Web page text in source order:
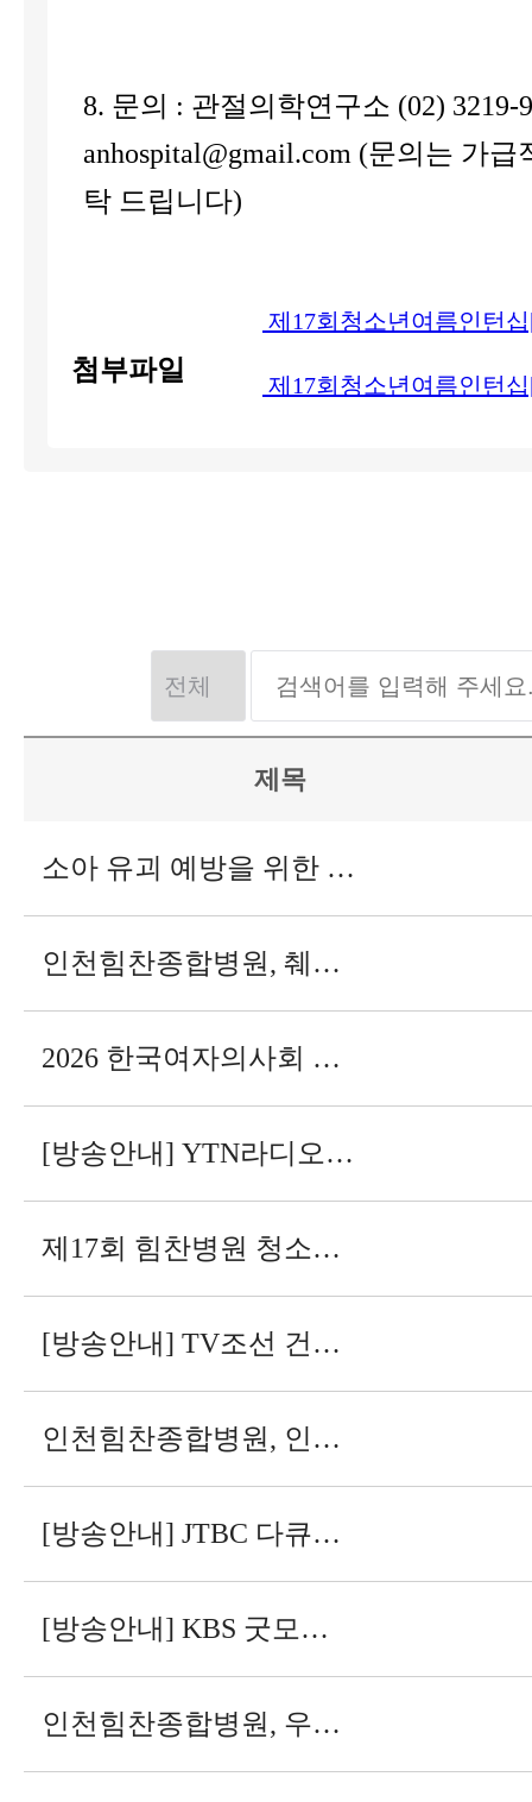
8. 문의 : 관절의학연구소 (02) 3219-
anhospital@gmail.com (문의는 가급
탁 드립니다)
첨부파일
제17회청소년여름인턴
제17회청소년여름인턴
제목
소아 유괴 예방을 위한 보호자 안전교육
인천힘찬종합병원, 췌장장애 진단 가능 의료기관으로 선정
2026 한국여자의사회 창립 70주년 기념식 및 학술심포지엄
[방송안내] YTN라디오 행복한 쉼표, 잠시만요 - 이런 사람 또 없습니다
제17회 힘찬병원 청소년 여름 인턴십 프로그램 모집 안내
[방송안내] TV조선 건강다큐
인천힘찬종합병원, 인공신장센터 확장…투석 병상 41개로 확대
[방송안내] JTBC 다큐플러스Q
[방송안내] KBS 굿모닝 대한민국
인천힘찬종합병원, 우즈베키스탄 부하라주 前주지사 가족 방문